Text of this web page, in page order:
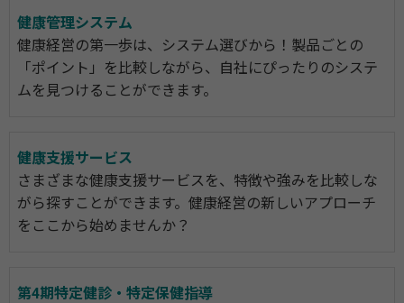
健康管理システム
健康経営の第一歩は、システム選びから！製品ごとの
「ポイント」を比較しながら、自社にぴったりのシステ
ムを見つけることができます。
健康支援サービス
さまざまな健康支援サービスを、特徴や強みを比較しな
がら探すことができます。健康経営の新しいアプローチ
をここから始めませんか？
第4期特定健診・特定保健指導